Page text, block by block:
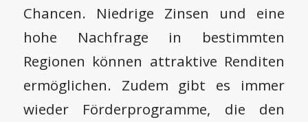
Chancen. Niedrige Zinsen und eine
hohe Nachfrage in bestimmten
Regionen können attraktive Renditen
ermöglichen. Zudem gibt es immer
wieder Förderprogramme, die den